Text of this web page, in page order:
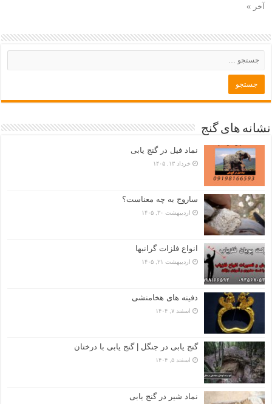
آخر »
نشانه های گنج
نماد فیل در گنج یابی
خرداد ۱۳, ۱۴۰۵
ساروج به چه معناست؟
اردیبهشت ۳۰, ۱۴۰۵
انواع فلزات گرانبها
اردیبهشت ۲۱, ۱۴۰۵
دفینه های هخامنشی
اسفند ۷, ۱۴۰۴
گنج یابی در جنگل | گنج یابی با درختان
اسفند ۵, ۱۴۰۴
نماد شیر در گنج یابی